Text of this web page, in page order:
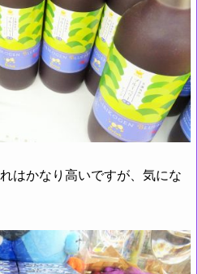
はかなり高いですが、気にな